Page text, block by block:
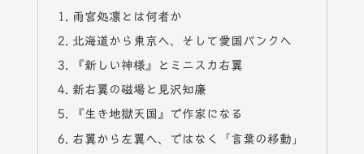
雨宮処凛とは何者か
北海道から東京へ、そして愛国パンクへ
『新しい神様』とミニスカ右翼
新右翼の磁場と見沢知廉
『生き地獄天国』で作家になる
右翼から左翼へ、ではなく「言葉の移動」